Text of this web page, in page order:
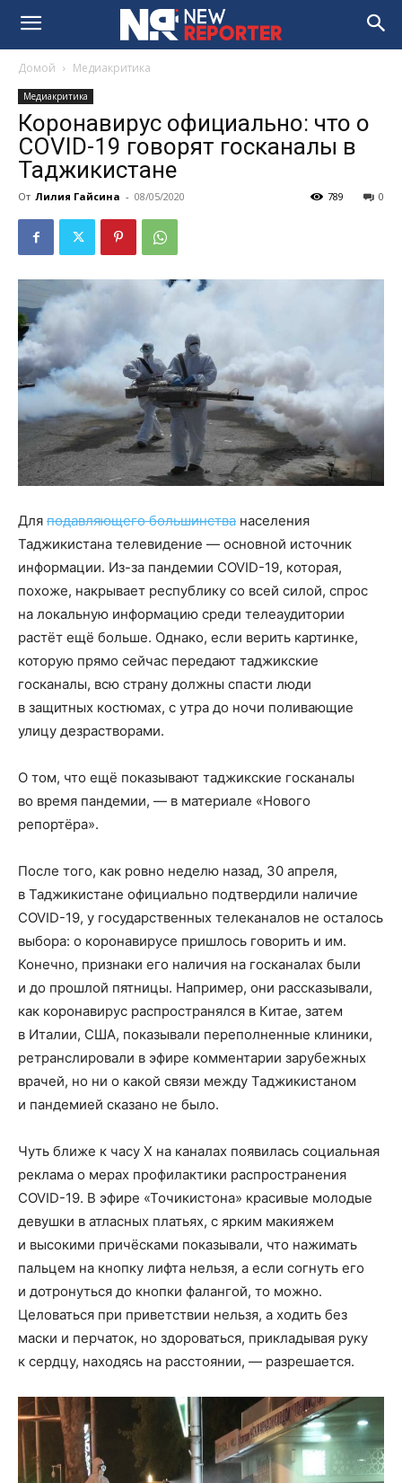
Домой Медиакритика
Медиакритика
Коронавирус официально: что о
COVID-19 говорят госканалы в
Таджикистане
От Лилия Гайсина - 08/05/2020 0
789
Для подавляющего большинства населения
Таджикистана телевидение — основной источник
информации. Из-за пандемии COVID-19, которая,
похоже, накрывает республику со всей силой, спрос
на локальную информацию среди телеаудитории
растёт ещё больше. Однако, если верить картинке,
которую прямо сейчас передают таджикские
госканалы, всю страну должны спасти люди
в защитных костюмах, с утра до ночи поливающие
улицу дезрастворами.
О том, что ещё показывают таджикские госканалы
во время пандемии, — в материале «Нового
репортёра».
После того, как ровно неделю назад, 30 апреля,
в Таджикистане официально подтвердили наличие
COVID-19, у государственных телеканалов не осталось
выбора: о коронавирусе пришлось говорить и им.
Конечно, признаки его наличия на госканалах были
и до прошлой пятницы. Например, они рассказывали,
как коронавирус распространялся в Китае, затем
в Италии, США, показывали переполненные клиники,
ретранслировали в эфире комментарии зарубежных
врачей, но ни о какой связи между Таджикистаном
и пандемией сказано не было.
Чуть ближе к часу Х на каналах появилась социальная
реклама о мерах профилактики распространения
COVID-19. В эфире «Точикистона» красивые молодые
девушки в атласных платьях, с ярким макияжем
и высокими причёсками показывали, что нажимать
пальцем на кнопку лифта нельзя, а если согнуть его
и дотронуться до кнопки фалангой, то можно.
Целоваться при приветствии нельзя, а ходить без
маски и перчаток, но здороваться, прикладывая руку
к сердцу, находясь на расстоянии, — разрешается.